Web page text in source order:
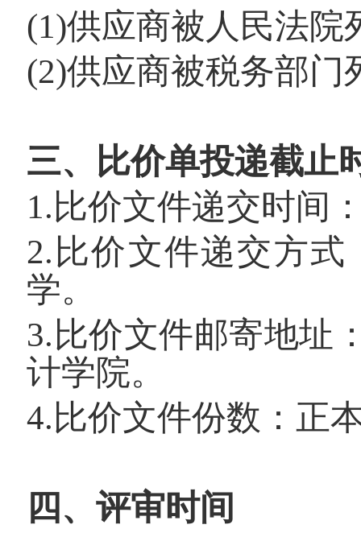
(1)供应商被人民法院
(2)供应商被税务部门
三、比价单投递截止
1. 比价文件递交时间
2. 比价文件递交方
学。
3. 比价文件邮寄地址
计学院。
4. 比价文件份数：正
四、评审时间